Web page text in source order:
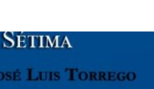
à lista de